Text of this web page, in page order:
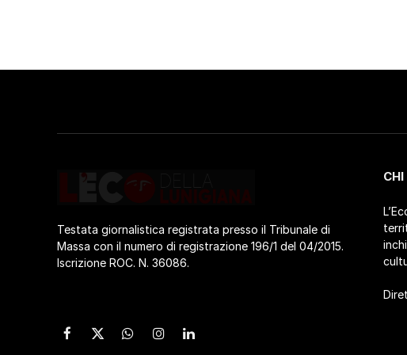
Testata giornalistica registrata presso il Tribunale di
Massa con il numero di registrazione 196/1 del 04/2015.
Iscrizione ROC. N. 36086.
Facebook
X WhatsApp
Instagram
LinkedIn